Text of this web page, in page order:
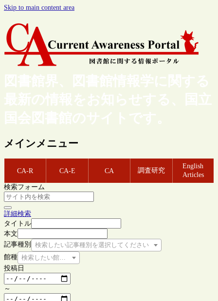
Skip to main content area
図書館界、図書館情報学に関する
最新の情報をお知らせする、国立
国会図書館のサイトです。
メインメニュー
CA-R CA-E CA 調査研究
English
Articles
検索フォーム
詳細検索
タイトル
本文
記事種別
検索したい記事種別を選択してください
館種 検索したい館種を選択してください
投稿日
～